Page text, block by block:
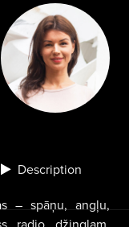
Description
– spāņu, angļu,